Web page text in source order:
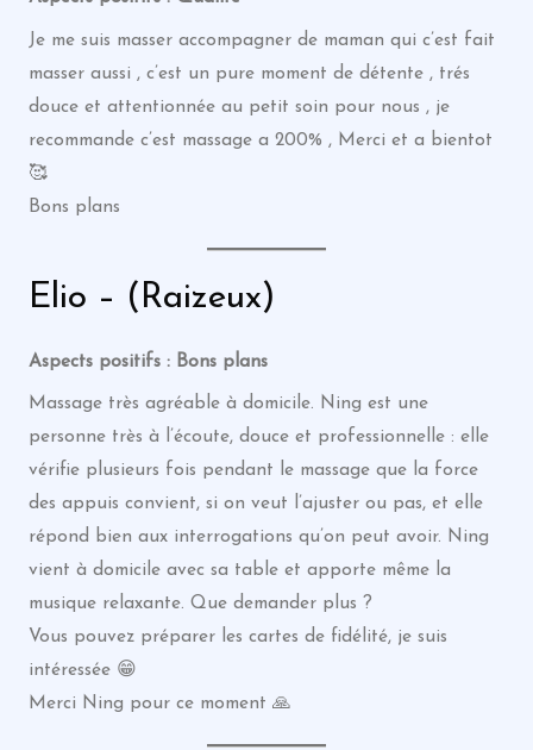
Je me suis masser accompagner de maman qui c’est fait
masser aussi , c’est un pure moment de détente , trés
douce et attentionnée au petit soin pour nous , je
recommande c’est massage a 200% , Merci et a bientot
🥰
Bons plans
Elio – (Raizeux)
Aspects positifs : Bons plans
Massage très agréable à domicile. Ning est une
personne très à l’écoute, douce et professionnelle : elle
vérifie plusieurs fois pendant le massage que la force
des appuis convient, si on veut l’ajuster ou pas, et elle
répond bien aux interrogations qu’on peut avoir. Ning
vient à domicile avec sa table et apporte même la
musique relaxante. Que demander plus ?
Vous pouvez préparer les cartes de fidélité, je suis
intéressée 😁
Merci Ning pour ce moment 🙏